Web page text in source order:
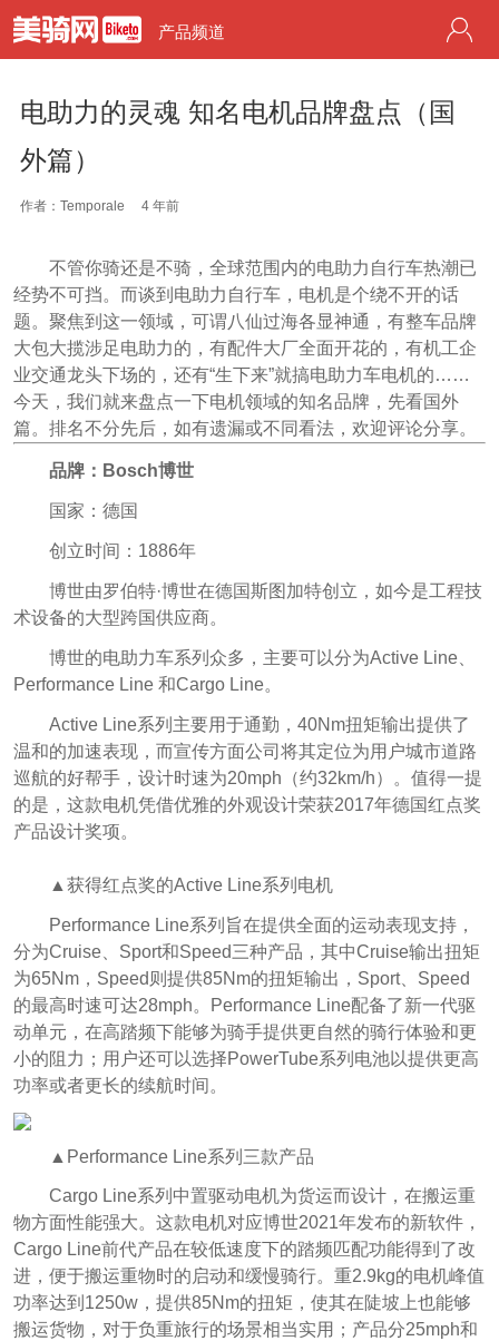
产品频道
电助力的灵魂 知名电机品牌盘点（国
外篇）
作者：Temporale 4 年前
不管你骑还是不骑，全球范围内的电助力自行车热潮已
经势不可挡。而谈到电助力自行车，电机是个绕不开的话
题。聚焦到这一领域，可谓八仙过海各显神通，有整车品牌
大包大揽涉足电助力的，有配件大厂全面开花的，有机工企
业交通龙头下场的，还有“生下来”就搞电助力车电机的……
今天，我们就来盘点一下电机领域的知名品牌，先看国外
篇。排名不分先后，如有遗漏或不同看法，欢迎评论分享。
品牌：Bosch博世
国家：德国
创立时间：1886年
博世由罗伯特·博世在德国斯图加特创立，如今是工程技
术设备的大型跨国供应商。
博世的电助力车系列众多，主要可以分为Active Line、
Performance Line 和Cargo Line。
Active Line系列主要用于通勤，40Nm扭矩输出提供了
温和的加速表现，而宣传方面公司将其定位为用户城市道路
巡航的好帮手，设计时速为20mph（约32km/h）。值得一提
的是，这款电机凭借优雅的外观设计荣获2017年德国红点奖
产品设计奖项。
▲获得红点奖的Active Line系列电机
Performance Line系列旨在提供全面的运动表现支持，
分为Cruise、Sport和Speed三种产品，其中Cruise输出扭矩
为65Nm，Speed则提供85Nm的扭矩输出，Sport、Speed
的最高时速可达28mph。Performance Line配备了新一代驱
动单元，在高踏频下能够为骑手提供更自然的骑行体验和更
小的阻力；用户还可以选择PowerTube系列电池以提供更高
功率或者更长的续航时间。
▲Performance Line系列三款产品
Cargo Line系列中置驱动电机为货运而设计，在搬运重
物方面性能强大。这款电机对应博世2021年发布的新软件，
Cargo Line前代产品在较低速度下的踏频匹配功能得到了改
进，便于搬运重物时的启动和缓慢骑行。重2.9kg的电机峰值
功率达到1250w，提供85Nm的扭矩，使其在陡坡上也能够
搬运货物，对于负重旅行的场景相当实用；产品分25mph和